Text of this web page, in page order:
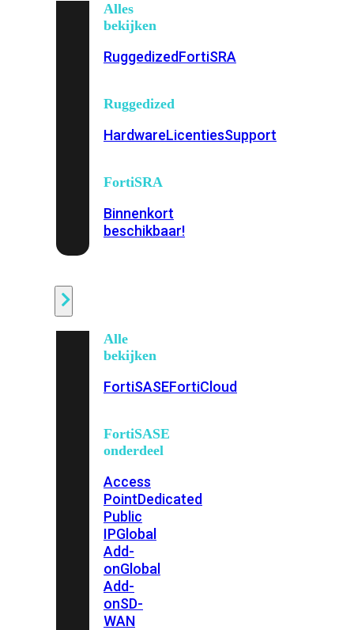
Alles
bekijken
RuggedizedFortiSRA
Ruggedized
HardwareLicentiesSupport
FortiSRA
Binnenkort
beschikbaar!
Alle
bekijken
FortiSASEFortiCloud
FortiSASE
onderdeel
Access
PointDedicated
Public
IPGlobal
Add-
onGlobal
Add-
onSD-
WAN